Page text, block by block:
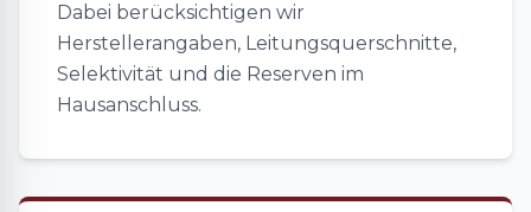
Dabei berücksichtigen wir
Herstellerangaben, Leitungsquerschnitte,
Selektivität und die Reserven im
Hausanschluss.